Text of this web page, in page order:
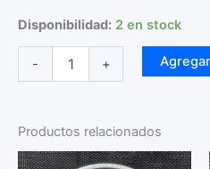
Disponibilidad: 2 en stock
-
50
-
+ Agregar
Productos relacionados